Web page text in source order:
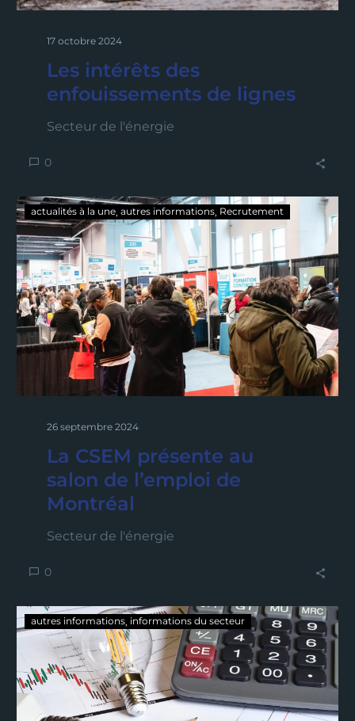
17 octobre 2024
Les intérêts des
enfouissements de lignes
Secteur de l'énergie
0
actualités à la une autres informations Recrutement
26 septembre 2024
La CSEM présente au
salon de l’emploi de
Montréal
Secteur de l'énergie
0
autres informations informations du secteur